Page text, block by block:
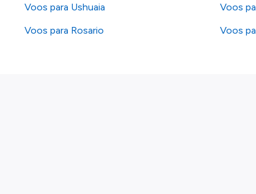
Voos para Ushuaia
Voos
Voos para Rosario
Voos